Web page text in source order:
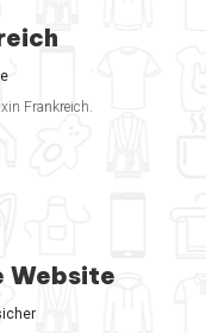
Frankreich.
Website